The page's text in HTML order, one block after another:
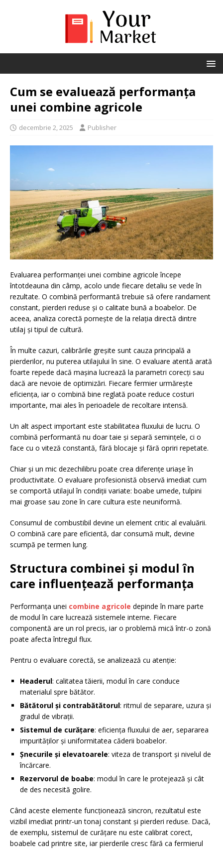
Cum se evaluează performanța
unei combine agricole
decembrie 2, 2025 Publisher
Evaluarea performanței unei combine agricole începe
întotdeauna din câmp, acolo unde fiecare detaliu se vede în
rezultate. O combină performantă trebuie să ofere randament
constant, pierderi reduse și o calitate bună a boabelor. De
aceea, analiza corectă pornește de la relația directă dintre
utilaj și tipul de cultură.
În multe cazuri, calibrările greșite sunt cauza principală a
pierderilor, nu puterea utilajului în sine. O evaluare atentă arată
foarte repede dacă mașina lucrează la parametri corecți sau
dacă are nevoie de optimizări. Fiecare fermier urmărește
eficiența, iar o combină bine reglată poate reduce costuri
importante, mai ales în perioadele de recoltare intensă.
Un alt aspect important este stabilitatea fluxului de lucru. O
combină performantă nu doar taie și separă semințele, ci o
face cu o viteză constantă, fără blocaje și fără opriri repetate.
Chiar și un mic dezechilibru poate crea diferențe uriașe în
productivitate. O evaluare profesionistă observă imediat cum
se comportă utilajul în condiții variate: boabe umede, tulpini
mai groase sau zone în care cultura este neuniformă.
Consumul de combustibil devine un element critic al evaluării.
O combină care pare eficientă, dar consumă mult, devine
scumpă pe termen lung.
Structura combinei și modul în
care influențează performanța
Performanța unei combine agricole depinde în mare parte
de modul în care lucrează sistemele interne. Fiecare
componentă are un rol precis, iar o problemă mică într-o zonă
poate afecta întregul flux.
Pentru o evaluare corectă, se analizează cu atenție:
Headerul: calitatea tăierii, modul în care conduce
materialul spre bătător.
Bătătorul și contrabătătorul: ritmul de separare, uzura și
gradul de vibrații.
Sistemul de curățare: eficiența fluxului de aer, separarea
impurităților și uniformitatea căderii boabelor.
Șnecurile și elevatoarele: viteza de transport și nivelul de
încărcare.
Rezervorul de boabe: modul în care le protejează și cât
de des necesită golire.
Când aceste elemente funcționează sincron, rezultatul este
vizibil imediat printr-un tonaj constant și pierderi reduse. Dacă,
de exemplu, sistemul de curățare nu este calibrat corect,
boabele cad printre site, iar pierderile cresc fără ca fermierul